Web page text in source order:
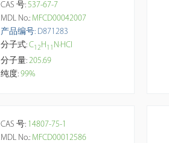
CAS 号: 537-67-7
MDL No.: MFCD00042007
产品编号: D871283
分子式: C1 2H1 1 N·HCl
分子量: 205.69
纯度: 99%
CAS 号: 14807-75-1
MDL No.: MFCD00012586